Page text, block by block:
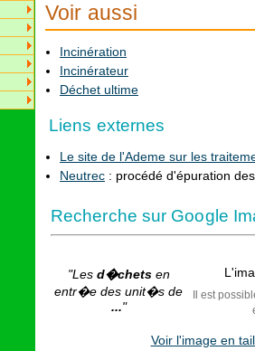
Voir aussi
Incinération
Incinérateur
Déchet ultime
Liens externes
Le site de l'Ademe sur les
Neutrec : procédé d'épuration
Recherche sur Google
"Les d�chetsen
entr�e des unit�s de
..."
Il est
Voir l'image en